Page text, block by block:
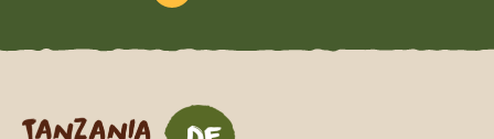
Tanzania Specialist